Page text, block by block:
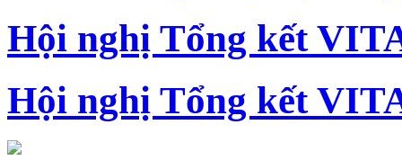
Hội nghị Tổng kết
Hội nghị Tổng kết